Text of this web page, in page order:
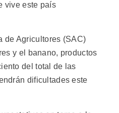
vive este país
de Agricultores (SAC)
y el banano, productos
del total de las
dificultades este